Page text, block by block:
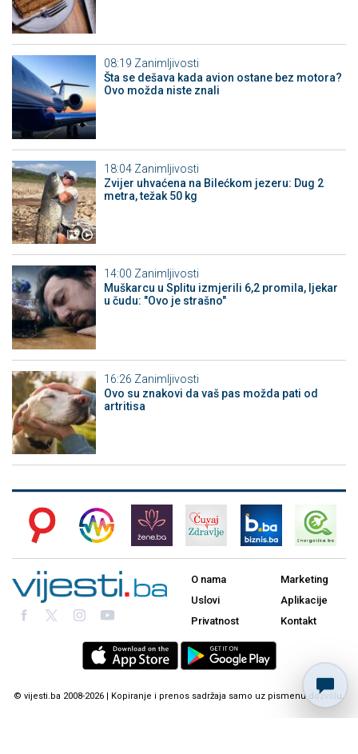
08:19 Zanimljivosti
Šta se dešava kada avion ostane bez motora?
Ovo možda niste znali
18:04 Zanimljivosti
Zvijer uhvaćena na Bilećkom jezeru: Dug 2
metra, težak 50 kg
14:00 Zanimljivosti
Muškarcu u Splitu izmjerili 6,2 promila, ljekar
u čudu: "Ovo je strašno"
16:26 Zanimljivosti
Ovo su znakovi da vaš pas možda pati od
artritisa
O nama
Uslovi
Privatnost
Marketing
Aplikacije
Kontakt
© vijesti.ba 2008-2026 | Kopiranje i prenos sadržaja samo uz pismenu dozvolu.